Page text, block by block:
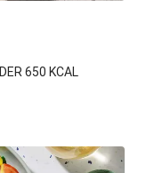
650 KCAL